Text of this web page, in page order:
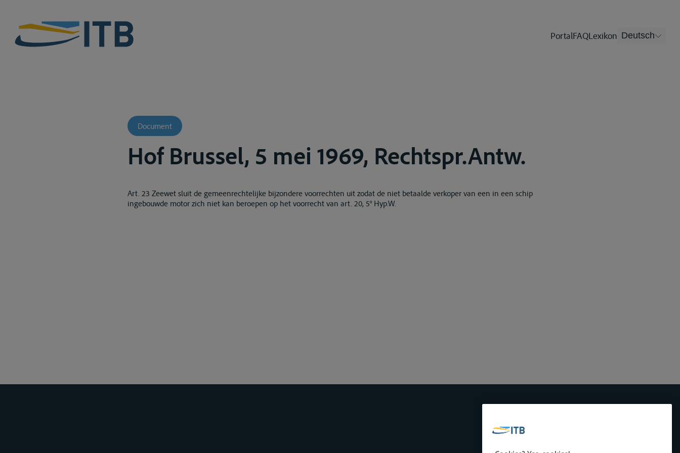
PortalFAQLexikon Deutsch
Document
Hof Brussel, 5 mei 1969, Rechtspr.Antw.
Art. 23 Zeewet sluit de gemeenrechtelijke bijzondere voorrechten uit zodat de niet betaalde verkoper van een in een schip
ingebouwde motor zich niet kan beroepen op het voorrecht van art. 20, 5° Hyp.W.